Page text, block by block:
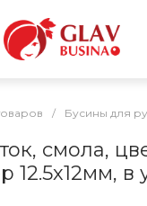
/ Бусины для
смола,
12.5х12мм, в